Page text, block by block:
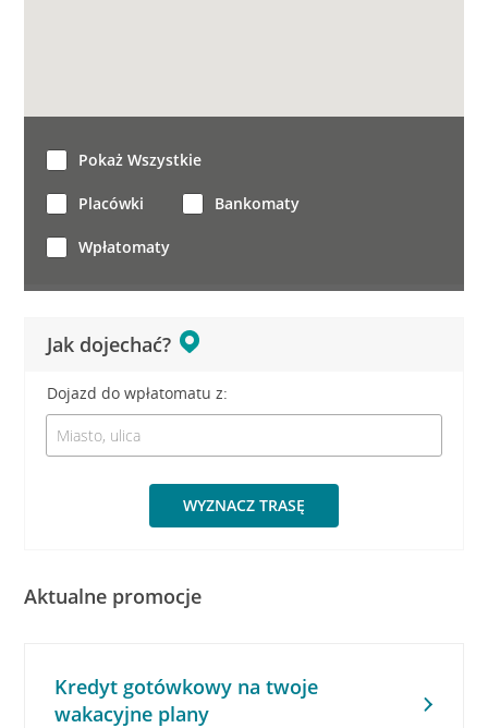
Jak dojechać?
Dojazd do wpłatomatu z:
WYZNACZ TRASĘ
Pokaż Wszystkie
Placówki Bankomaty
Wpłatomaty
Aktualne promocje
Kredyt gotówkowy na twoje
wakacyjne plany